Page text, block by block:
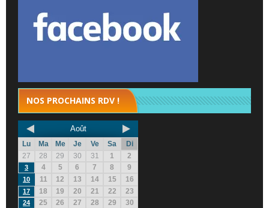
NOS PROCHAINS RDV !
Août
Lu Ma Me Je Ve Sa
Di
27
28 29 30 31 1 2
3 4 5 6 7 8 9
10 11 12 13 14 15 16
17 18 19 20 21 22 23
24 25 26 27 28 29 30